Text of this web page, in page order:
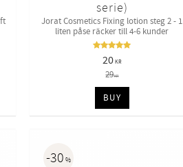
serie)
Jorat Cosmetics Fixing lotion steg 2 - 1
liten påse räcker till 4-6 kunder
20KR
29KR
BUY
30 %